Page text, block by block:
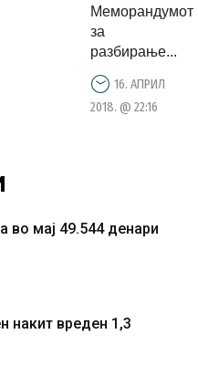
Меморандумот
за
разбирање...
16. АПРИЛ
2018. @ 22:16
во мај 49.544 денари
накит вреден 1,3